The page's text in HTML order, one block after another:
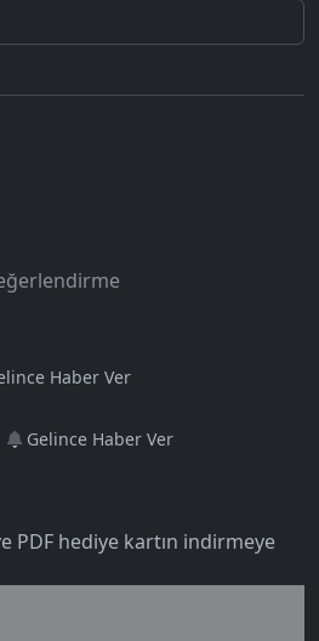
Haber Ver
Gelince Haber Ver
PDF hediye kartın indirmeye